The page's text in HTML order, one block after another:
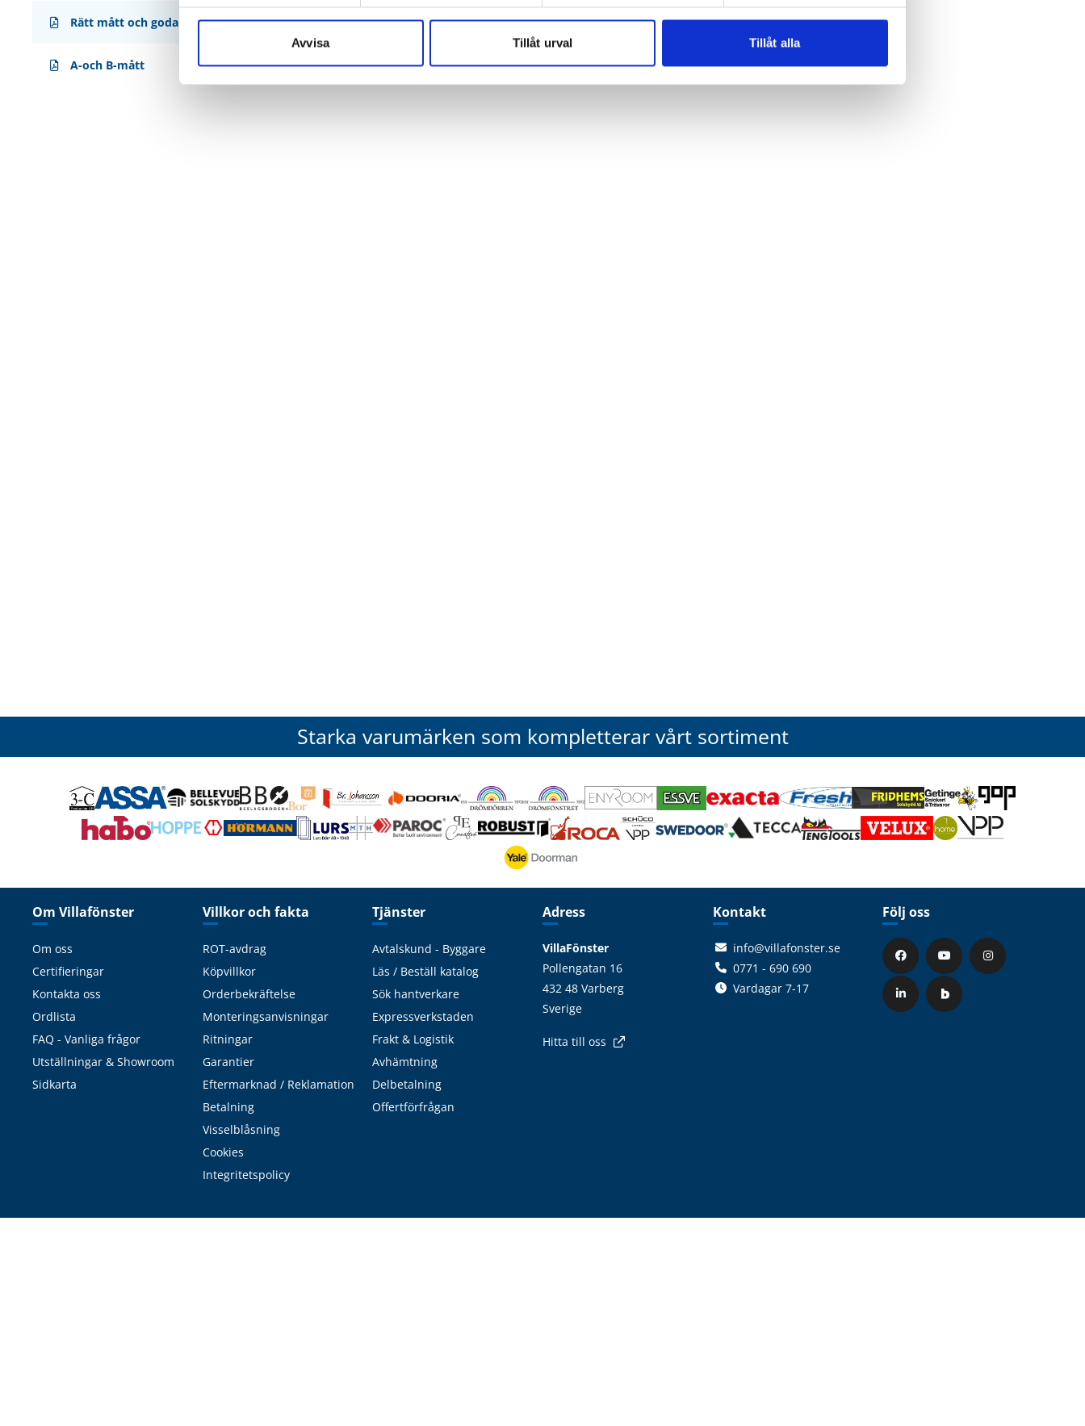
Avvisa Tillåt urval Tillåt alla
Rätt mått och goda råd
A-och B-mått
Starka varumärken som kompletterar vårt sortiment
Om Villafönster
Om oss
Certifieringar
Kontakta oss
Ordlista
FAQ - Vanliga frågor
Utställningar & Showroom
Sidkarta
Villkor och fakta
ROT-avdrag
Köpvillkor
Orderbekräftelse
Monteringsanvisningar
Ritningar
Garantier
Eftermarknad / Reklamation
Betalning
Visselblåsning
Cookies
Integritetspolicy
Tjänster
Avtalskund - Byggare
Läs / Beställ katalog
Sök hantverkare
Expressverkstaden
Frakt & Logistik
Avhämtning
Delbetalning
Offertförfrågan
Adress
VillaFönster
Pollengatan 16
432 48 Varberg
Sverige
Hitta till oss
Kontakt
info@villafonster.se
0771 - 690 690
Vardagar 7-17
Följ oss